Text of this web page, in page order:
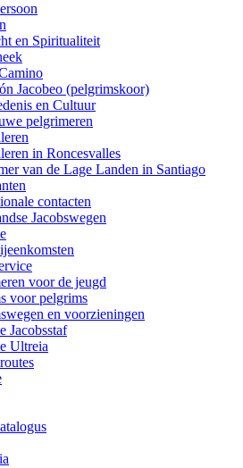
en Spiritualiteit
Jacobeo (pelgrimskoor)
en Cultuur
pelgrimeren
in Roncesvalles
van de Lage Landen in Santiago
contacten
Jacobswegen
voor de jeugd
voor pelgrims
en voorzieningen
Jacobsstaf
Ultreia